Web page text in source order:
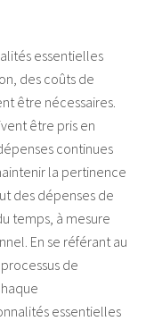
essentielles
des coûts de
être nécessaires.
être pris en
continues
la pertinence
des dépenses de
temps, à mesure
En se référant au
de
essentielles